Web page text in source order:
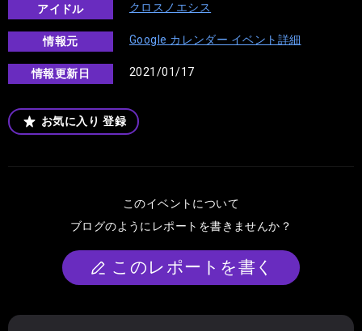
アイドル クロスノエシス
情報元 Google カレンダー イベント詳細
情報更新日 2021/01/17
お気に入り 登録
このイベントについて
ブログのようにレポートを書きませんか？
このレポートを書く